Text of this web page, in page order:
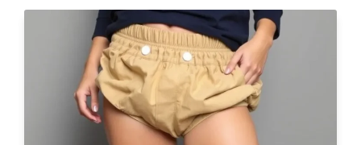
bo tte
r
ail ag
er